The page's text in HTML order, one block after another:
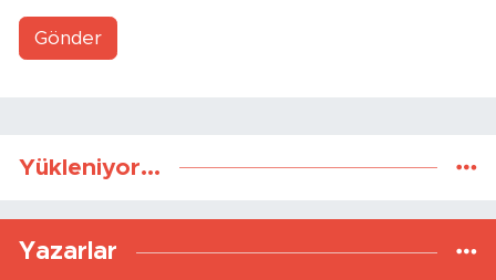
Gönder
Yükleniyor...
Yazarlar